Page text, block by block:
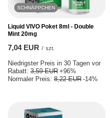
SCHNÄPPCHEN
Liquid VIVO Poket 8ml - Double
Mint 20mg
7,04 EUR / szt.
Niedrigster Preis in 30 Tagen vor
Rabatt: 3,59 EUR +96%
Normaler Preis: 8,22 EUR -14%